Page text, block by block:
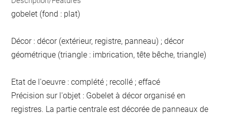
gobelet (fond : plat)
Décor : décor (extérieur, registre, panneau) ; décor
géométrique (triangle : imbrication, tête bêche, triangle)
Etat de l'oeuvre : complété ; recollé ; effacé
Précision sur l'objet : Gobelet à décor organisé en
registres. La partie centrale est décorée de panneaux de